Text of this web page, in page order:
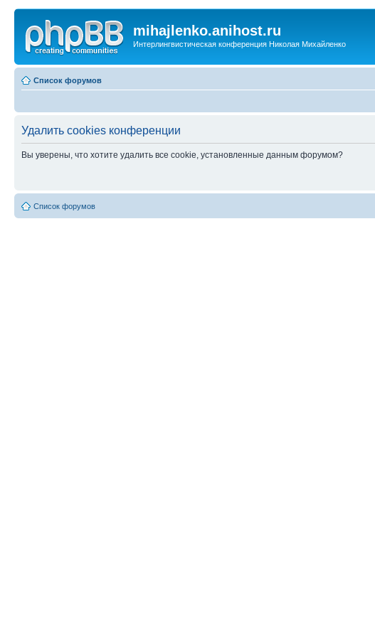
mihajlenko.anihost.ru
Интерлингвистическая конференция Николая Михайленко
Список форумов
Удалить cookies конференции
Вы уверены, что хотите удалить все cookie, установленные данным форумом?
Список форумов